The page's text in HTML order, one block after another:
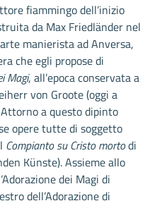
fiammingo dell’inizio
da Max Friedländer nel
manierista ad Anversa,
che egli propose di
Magi, all’epoca conservata a
von Groote (oggi a
a questo dipinto
opere tutte di soggetto
Compianto su Cristo mortodi
Künste). Assieme allo
dei Magi di
dell’Adorazione di